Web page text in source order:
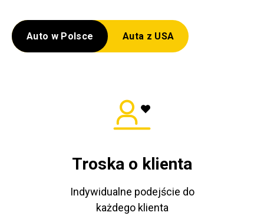
Auto w Polsce Auta z USA
Troska o klienta
Indywidualne podejście do
każdego klienta